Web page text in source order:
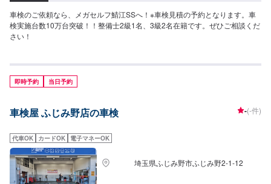
車検のご依頼なら、メガセルフ鯖江SSへ！※車検見積の予約となります。車
検実施台数10万台突破！！整備士2級1名、3級2名在籍です。ぜひご相談くだ
さい！
即時予約 当日予約
車検屋 ふじみ野店の車検 -(-件)
代車OK カードOK 電子マネーOK
埼玉県ふじみ野市ふじみ野2-1-12